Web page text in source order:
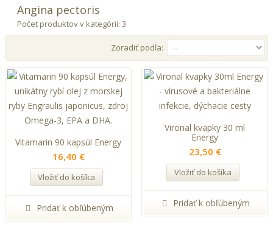
Angina pectoris
Počet produktov v kategórii: 3
Zoradiť podľa:
Vitamarin 90 kapsúl Energy
16,40 €
Vložiť do košíka
Pridať k obľúbeným
Vironal kvapky 30 ml
Energy
23,50 €
Vložiť do košíka
Pridať k obľúbeným